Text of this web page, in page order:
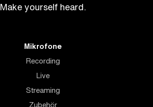
Make yourself heard.
Mikrofone
Recording
Live
Streaming
Zubehör